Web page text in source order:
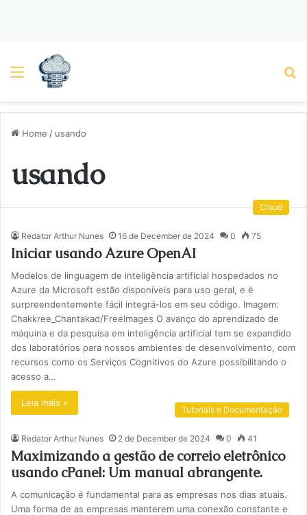
Menu
Home / usando
usando
Cloud
Redator Arthur Nunes 16 de December de 2024 0 75
Iniciar usando Azure OpenAI
Modelos de linguagem de inteligência artificial hospedados no
Azure da Microsoft estão disponíveis para uso geral, e é
surpreendentemente fácil integrá-los em seu código. Imagem:
Chakkree_Chantakad/FreeImages O avanço do aprendizado de
máquina e da pesquisa em inteligência artificial tem se expandido
dos laboratórios para nossos ambientes de desenvolvimento, com
recursos como os Serviços Cognitivos do Azure possibilitando o
acesso a…
Leia mais »
Tutoriais e Documentação
Redator Arthur Nunes 2 de December de 2024 0 41
Maximizando a gestão de correio eletrônico
usando cPanel: Um manual abrangente.
A comunicação é fundamental para as empresas nos dias atuais.
Uma forma de as empresas manterem uma conexão constante e